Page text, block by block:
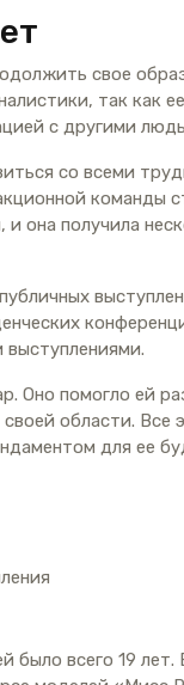
свое
так как
с другими
со всеми
команды
она получила
выступлениями.
Оно помогло ей
области. Все
для ее
было всего 19 лет.